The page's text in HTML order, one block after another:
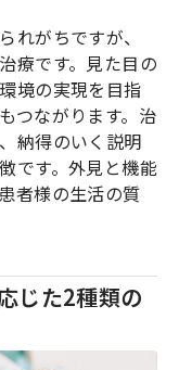
れがちですが、
療です。見た目の
境の実現を目指
つながります。治
納得のいく説明
です。外見と機能
者様の生活の質
じた2種類の